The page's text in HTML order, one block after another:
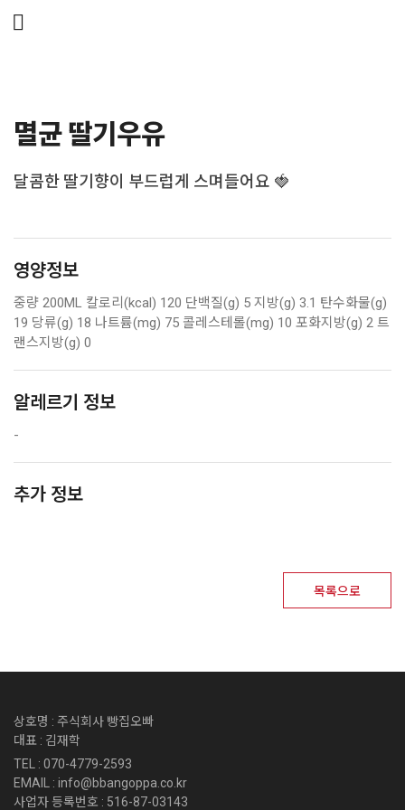
멸균 딸기우유
달콤한 딸기향이 부드럽게 스며들어요 🍓
영양정보
중량 200ML 칼로리(kcal) 120 단백질(g) 5 지방(g) 3.1 탄수화물(g)
19 당류(g) 18 나트륨(mg) 75 콜레스테롤(mg) 10 포화지방(g) 2 트
랜스지방(g) 0
알레르기 정보
-
추가 정보
목록으로
상호명 : 주식회사 빵집오빠
대표 : 김재학
TEL : 070-4779-2593
EMAIL : info@bbangoppa.co.kr
사업자 등록번호 : 516-87-03143